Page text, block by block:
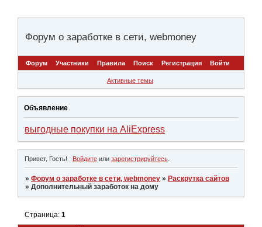
Форум о заработке в сети, webmoney
Форум Участники Правила Поиск Регистрация Войти
Активные темы
Объявление
выгодные покупки на AliExpress
Привет, Гость! Войдитеили зарегистрируйтесь.
»Форум о заработке в сети, webmoney » Раскрутка сайтов
»Дополнительный заработок на дому
Страница:1